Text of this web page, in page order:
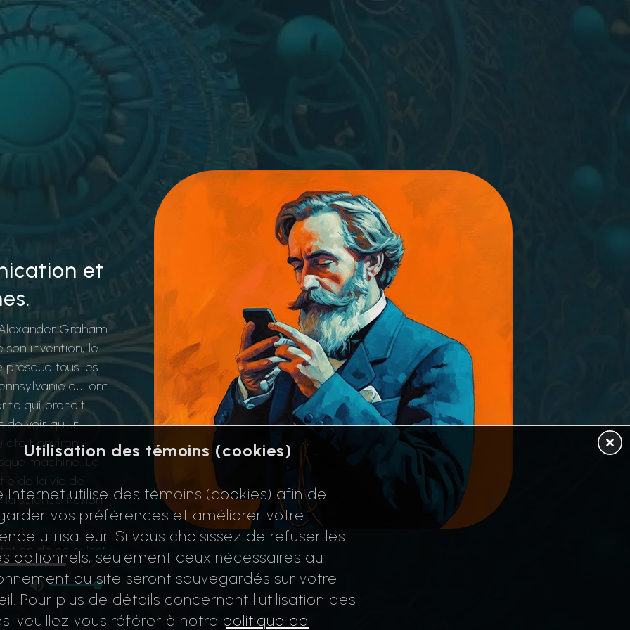
et
Graham
son invention, le
presque tous les
qui ont
qui prenait
de voir qu'un
était environ
machine. Le
de la vie de
la science fiction
de ce qu'est
au service de
d'informations au
avec des
fait partie de nos
01:12
Utilisation des témoins (cookies)
Internet utilise des témoins (cookies) afin de
vos préférences et améliorer votre
utilisateur. Si vous choisissez de refuser les
optionnels, seulement ceux nécessaires au
du site seront sauvegardés sur votre
Pour plus de détails concernant l'utilisation des
veuillez vous référer à notre politique de